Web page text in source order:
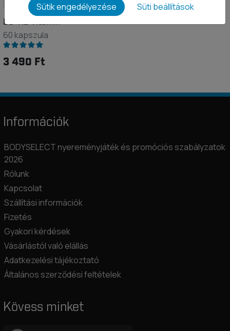
D3+K2 Vitamin
60 kapszula
3 490 Ft
Információk
BODYSELECT nyereményjáték és promóciós szabályzatok
2026
Rólunk
Kapcsolat
Szállítási információk
Fizetés
Gyakori kérdések
Vásárlástól való elállás
Adatkezelési tájékoztató
Általános szerződési feltételek
Kövess minket
Sütik engedélyezése Süti beállítások